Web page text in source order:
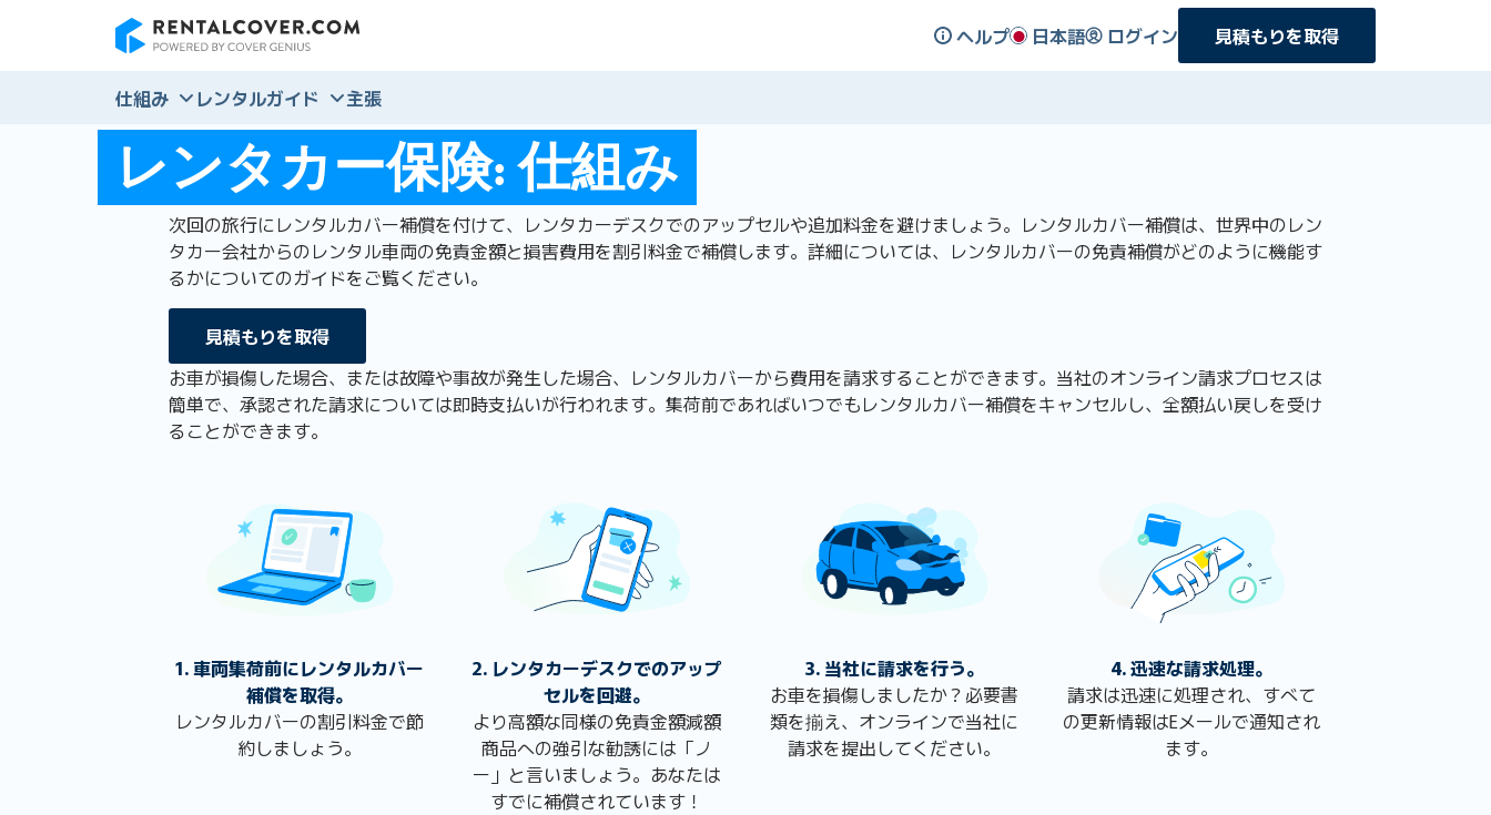
ヘルプ 日本語 ログイン 見積もりを取得
仕組み レンタルガイド 主張
レンタカー保険: 仕組み
次回の旅行にレンタルカバー補償を付けて、レンタカーデスクでのアップセルや追加料金を避けましょう。レンタルカバー補償は、世界中のレン
タカー会社からのレンタル車両の免責金額と損害費用を割引料金で補償します。詳細については、レンタルカバーの免責補償がどのように機能す
るかについてのガイドをご覧ください。
見積もりを取得
お車が損傷した場合、または故障や事故が発生した場合、レンタルカバーから費用を請求することができます。当社のオンライン請求プロセスは
簡単で、承認された請求については即時支払いが行われます。集荷前であればいつでもレンタルカバー補償をキャンセルし、全額払い戻しを受け
ることができます。
1. 車両集荷前にレンタルカバー
補償を取得。
レンタルカバーの割引料金で節
約しましょう。
2. レンタカーデスクでのアップ
セルを回避。
より高額な同様の免責金額減額
商品への強引な勧誘には「ノ
ー」と言いましょう。あなたは
すでに補償されています！
3. 当社に請求を行う。
お車を損傷しましたか？必要書
類を揃え、オンラインで当社に
請求を提出してください。
4. 迅速な請求処理。
請求は迅速に処理され、すべて
の更新情報はEメールで通知され
ます。